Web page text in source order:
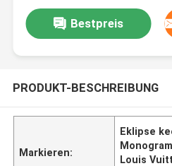
Bestpreis
PRODUKT-BESCHREIBUNG
Markieren:
Eklipse
Louis